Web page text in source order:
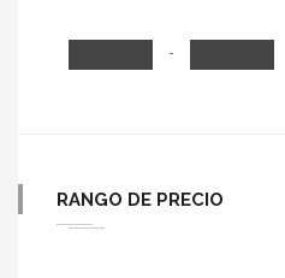
-
RANGO DE PRECIO